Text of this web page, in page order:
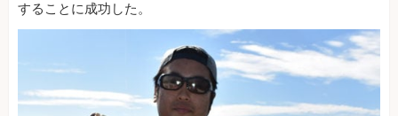
することに成功した。